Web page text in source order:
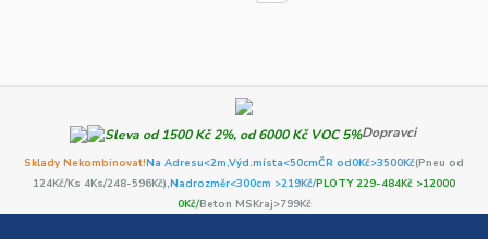
Dopravci
Sklady Nekombinovat!Na Adresu<2m,Výd.místa<50cmČR od0Kč>3500Kč(Pneu od
124Kč/Ks 4Ks/248-596Kč),Nadrozměr<300cm >219Kč/PLOTY 229-484Kč >12000
0Kč/Beton MSKraj>799Kč